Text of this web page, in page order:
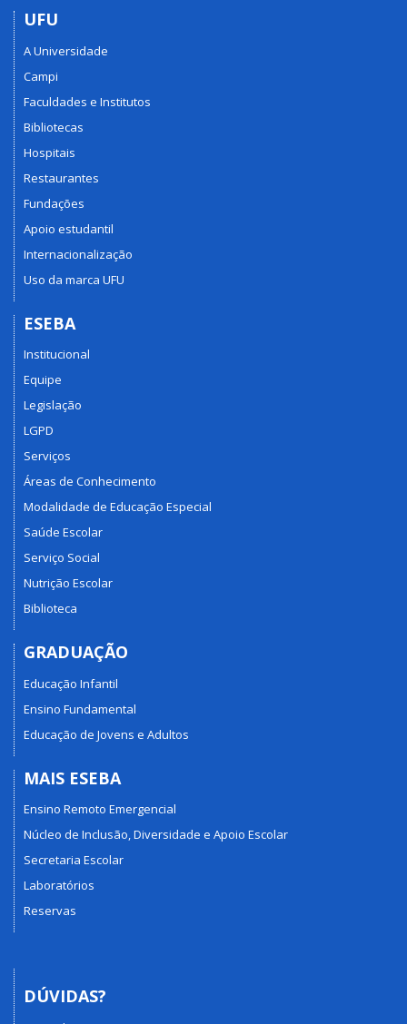
UFU
A Universidade
Campi
Faculdades e Institutos
Bibliotecas
Hospitais
Restaurantes
Fundações
Apoio estudantil
Internacionalização
Uso da marca UFU
ESEBA
Institucional
Equipe
Legislação
LGPD
Serviços
Áreas de Conhecimento
Modalidade de Educação Especial
Saúde Escolar
Serviço Social
Nutrição Escolar
Biblioteca
GRADUAÇÃO
Educação Infantil
Ensino Fundamental
Educação de Jovens e Adultos
MAIS ESEBA
Ensino Remoto Emergencial
Núcleo de Inclusão, Diversidade e Apoio Escolar
Secretaria Escolar
Laboratórios
Reservas
DÚVIDAS?